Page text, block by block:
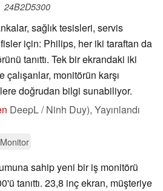
24B2D5300
sağlık tesisleri, servis
için: Philips, her iki taraftan da
tanıttı. Tek bir ekrandaki iki
monitörün karşı
doğrudan bilgi sunabiliyor.
DeepL / Ninh Duy), Yayınlandı
Monitor
sahip yeni bir iş monitörü
tanıttı. 23,8 inç ekran, müşteriye